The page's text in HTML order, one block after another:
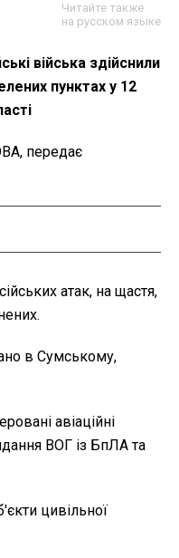
Читайте также
на русском языке
війська здійснили
пунктах у 12
передає
атак, на щастя,
в Сумському,
авіаційні
ВОГ із БпЛА та
цивільної